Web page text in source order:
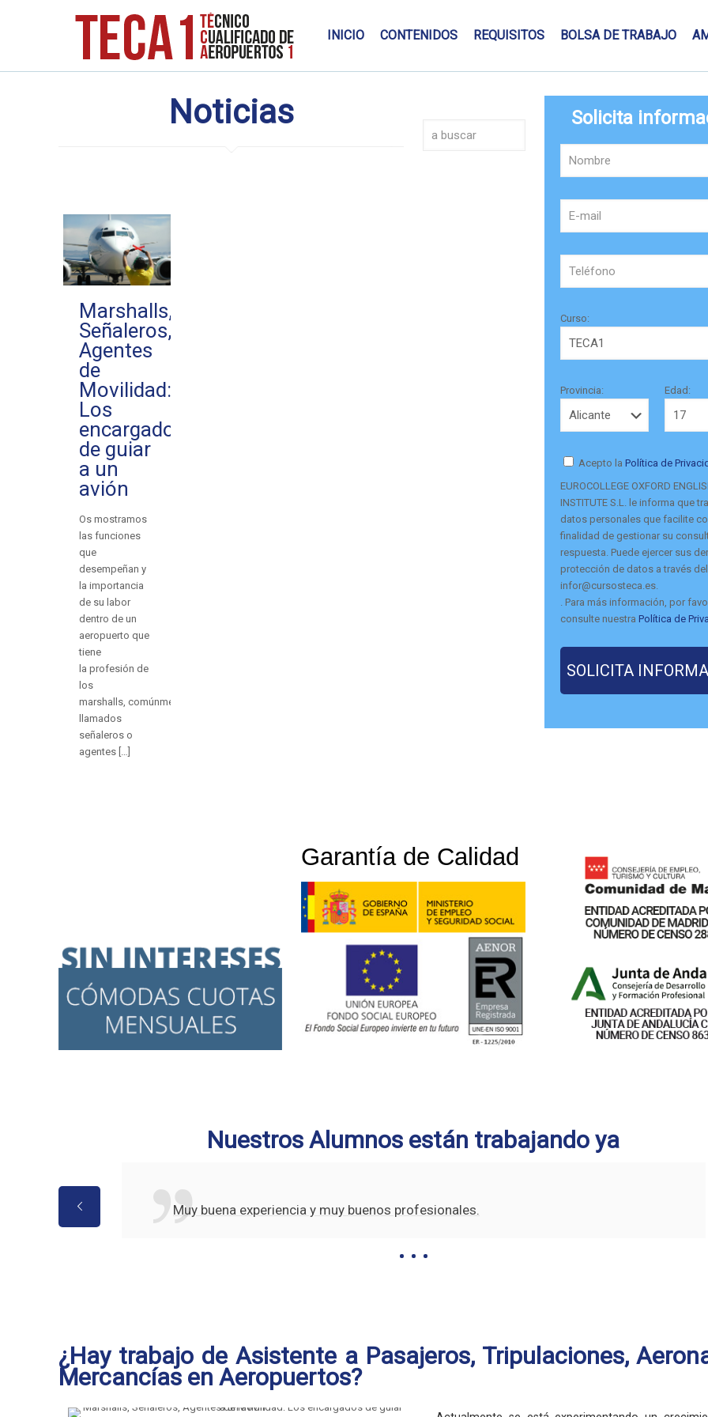
INICIO CONTENIDOS REQUISITOS BOLSA DE TRABAJO
Noticias
Marshalls,
Señaleros,
Agentes
de
Movilidad:
Los
encargados
de guiar
a un
avión
Os mostramos
las funciones
que
desempeñan y
la importancia
de su labor
dentro de un
aeropuerto que
tiene
la profesión de
los
marshalls, comúnmente
llamados
señaleros o
agentes[…]
Solicita
Curso:
Provincia: Edad:
Acepto la Política de
EUROCOLLEGE OXFORD
INSTITUTE S.L. le informa que
datos personales que facilite
finalidad de gestionar su
respuesta. Puede ejercer sus
protección de datos a través
infor@cursosteca.es.
. Para más información, por
consulte nuestra Política de
Garantía de Calidad
Nuestros Alumnos están trabajando ya
Muy buena experiencia y muy buenos profesionales.
¿Hay trabajo de Asistente a Pasajeros, Tripulaciones,
Mercancías en Aeropuertos?